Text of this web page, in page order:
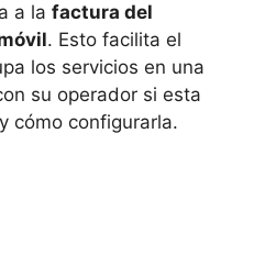
a la factura del
. Esto facilita el
los servicios en una
su operador si esta
cómo configurarla.